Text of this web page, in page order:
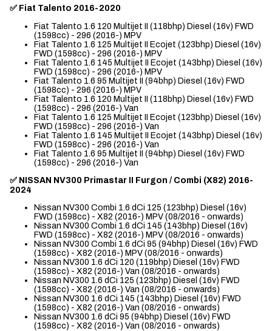
✅ Fiat Talento 2016-2020
Fiat Talento 1.6 120 Multijet II (118bhp) Diesel (16v) FWD
(1598cc) - 296 (2016-) MPV
Fiat Talento 1.6 125 Multijet II Ecojet (123bhp) Diesel (16v)
FWD (1598cc) - 296 (2016-) MPV
Fiat Talento 1.6 145 Multijet II Ecojet (143bhp) Diesel (16v)
FWD (1598cc) - 296 (2016-) MPV
Fiat Talento 1.6 95 Multijet II (94bhp) Diesel (16v) FWD
(1598cc) - 296 (2016-) MPV
Fiat Talento 1.6 120 Multijet II (118bhp) Diesel (16v) FWD
(1598cc) - 296 (2016-) Van
Fiat Talento 1.6 125 Multijet II Ecojet (123bhp) Diesel (16v)
FWD (1598cc) - 296 (2016-) Van
Fiat Talento 1.6 145 Multijet II Ecojet (143bhp) Diesel (16v)
FWD (1598cc) - 296 (2016-) Van
Fiat Talento 1.6 95 Multijet II (94bhp) Diesel (16v) FWD
(1598cc) - 296 (2016-) Van
✅ NISSAN NV300 Primastar II Furgon / Combi (X82) 2016-
2024
Nissan NV300 Combi 1.6 dCi 125 (123bhp) Diesel (16v)
FWD (1598cc) - X82 (2016-) MPV (08/2016 - onwards)
Nissan NV300 Combi 1.6 dCi 145 (143bhp) Diesel (16v)
FWD (1598cc) - X82 (2016-) MPV (08/2016 - onwards)
Nissan NV300 Combi 1.6 dCi 95 (94bhp) Diesel (16v) FWD
(1598cc) - X82 (2016-) MPV (08/2016 - onwards)
Nissan NV300 1.6 dCi 120 (119bhp) Diesel (16v) FWD
(1598cc) - X82 (2016-) Van (08/2016 - onwards)
Nissan NV300 1.6 dCi 125 (123bhp) Diesel (16v) FWD
(1598cc) - X82 (2016-) Van (08/2016 - onwards)
Nissan NV300 1.6 dCi 145 (143bhp) Diesel (16v) FWD
(1598cc) - X82 (2016-) Van (08/2016 - onwards)
Nissan NV300 1.6 dCi 95 (94bhp) Diesel (16v) FWD
(1598cc) - X82 (2016-) Van (08/2016 - onwards)